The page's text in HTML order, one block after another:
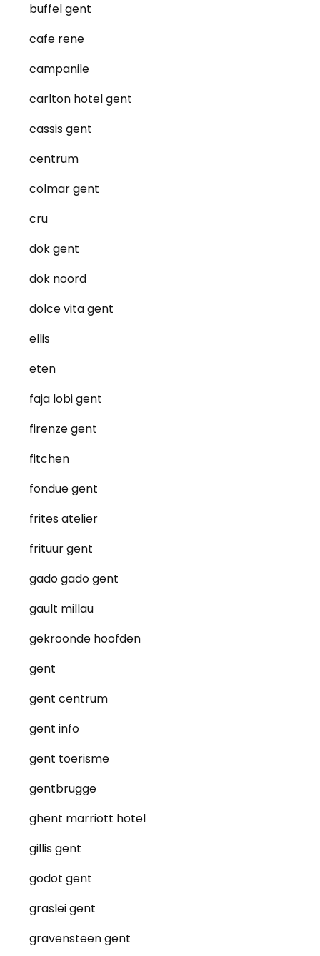
buffel gent
cafe rene
campanile
carlton hotel gent
cassis gent
centrum
colmar gent
cru
dok gent
dok noord
dolce vita gent
ellis
eten
faja lobi gent
firenze gent
fitchen
fondue gent
frites atelier
frituur gent
gado gado gent
gault millau
gekroonde hoofden
gent
gent centrum
gent info
gent toerisme
gentbrugge
ghent marriott hotel
gillis gent
godot gent
graslei gent
gravensteen gent